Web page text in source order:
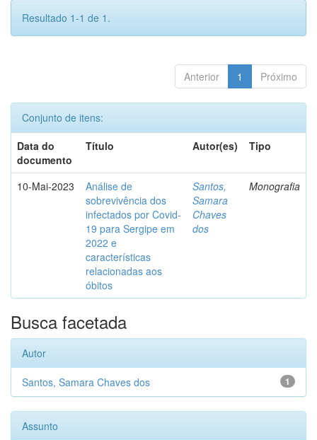
Resultado 1-1 de 1.
Anterior 1 Próximo
Conjunto de itens:
Data do
documento
Título Autor(es) Tipo
10-Mai-2023
Análise de
sobrevivência dos
infectados por Covid-
19 para Sergipe em
2022 e
características
relacionadas aos
óbitos
Santos,
Samara
Chaves
dos
Monografia
Busca facetada
Autor
1
Santos, Samara Chaves dos
Assunto